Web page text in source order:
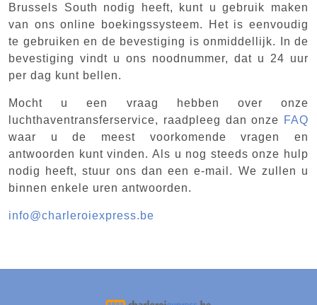
Brussels South nodig heeft, kunt u gebruik maken
van ons online boekingssysteem. Het is eenvoudig
te gebruiken en de bevestiging is onmiddellijk. In de
bevestiging vindt u ons noodnummer, dat u 24 uur
per dag kunt bellen.
Mocht u een vraag hebben over onze
luchthaventransferservice, raadpleeg dan onze FAQ
waar u de meest voorkomende vragen en
antwoorden kunt vinden. Als u nog steeds onze hulp
nodig heeft, stuur ons dan een e-mail. We zullen u
binnen enkele uren antwoorden.
info@charleroiexpress.be